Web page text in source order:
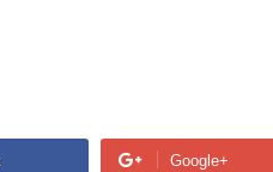
Google+